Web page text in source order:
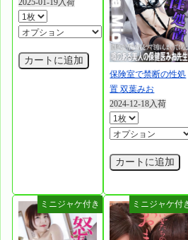
2025-01-19入荷
カートに追加
保険室で禁断の性処
置 双葉みお
2024-12-18入荷
カートに追加